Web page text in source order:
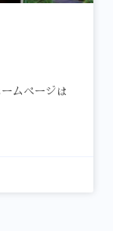
ムページは